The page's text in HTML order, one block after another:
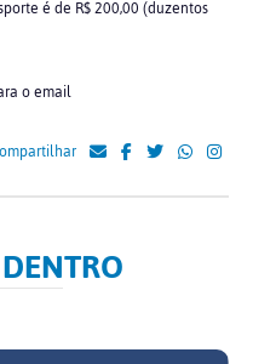
é de R$ 200,00 (duzentos
o email